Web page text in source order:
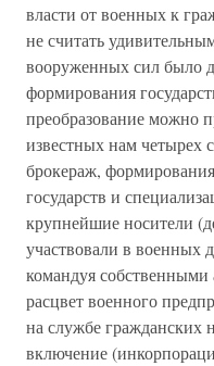
власти от военных к
не считать
вооруженных сил было
формирования
преобразование можно
известных нам четырех
брокераж,
государств и
крупнейшие носители
участвовали в военных
командуя
расцвет военного
на службе гражданских
включение